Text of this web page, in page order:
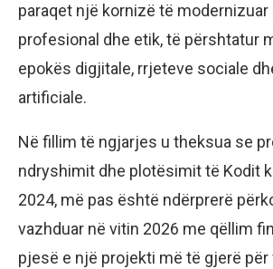
paraqet një kornizë të modernizuar
profesional dhe etik, të përshtatur
epokës digjitale, rrjeteve sociale
artificiale.
Në fillim të ngjarjes u theksua se
ndryshimit dhe plotësimit të Kodit
2024, më pas është ndërprerë
vazhduar në vitin 2026 me qëllim
pjesë e një projekti më të gjerë